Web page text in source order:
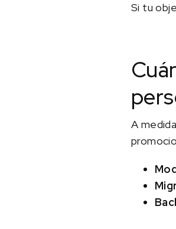
Si tu
A